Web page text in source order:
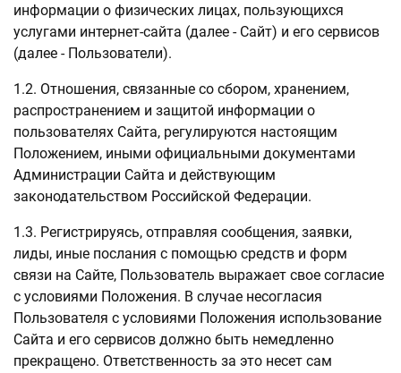
информации о физических лицах, пользующихся
услугами интернет-сайта (далее - Сайт) и его сервисов
(далее - Пользователи).
1.2. Отношения, связанные со сбором, хранением,
распространением и защитой информации о
пользователях Сайта, регулируются настоящим
Положением, иными официальными документами
Администрации Сайта и действующим
законодательством Российской Федерации.
1.3. Регистрируясь, отправляя сообщения, заявки,
лиды, иные послания с помощью средств и форм
связи на Сайте, Пользователь выражает свое согласие
с условиями Положения. В случае несогласия
Пользователя с условиями Положения использование
Сайта и его сервисов должно быть немедленно
прекращено. Ответственность за это несет сам